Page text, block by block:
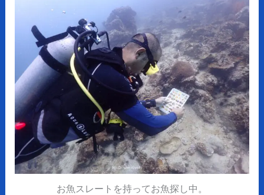
お魚スレートを持ってお魚探し中。